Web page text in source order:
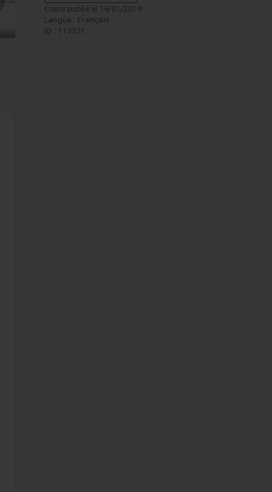
suivantes
Cours publié le 16/01/2019
Langue : Français
ID : 115321